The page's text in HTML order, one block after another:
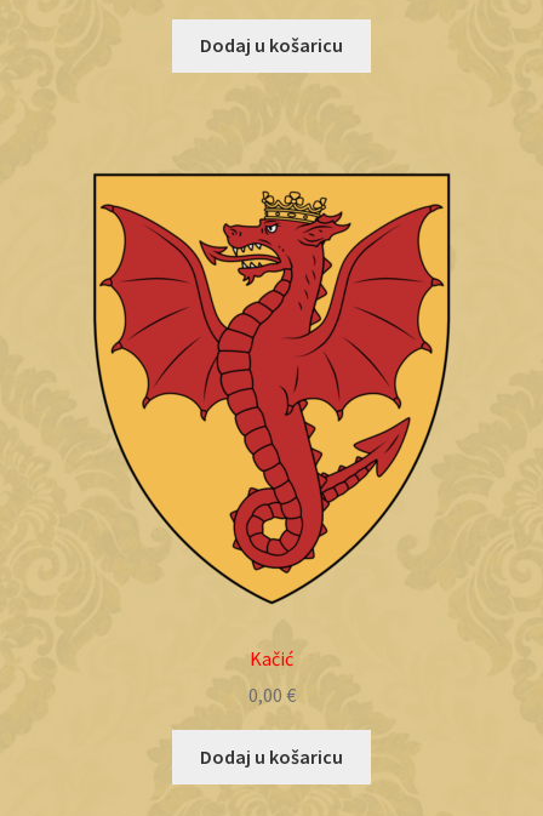
Dodaj u košaricu
Kačić
0,00 €
Dodaj u košaricu